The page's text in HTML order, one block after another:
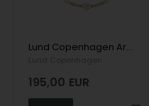
Lund Copenhagen Armband, model 9015096-33-M
195,00 EUR